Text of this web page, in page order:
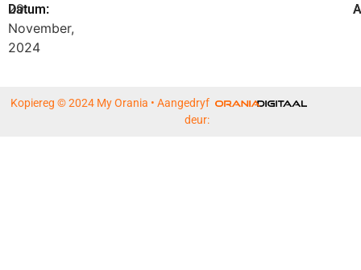
Datum:
29
November,
2024
Kopiereg © 2024 My Orania • Aangedryf
deur: